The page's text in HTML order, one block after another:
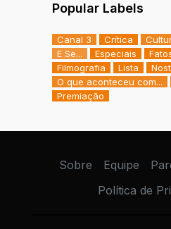
Popular Labels
Canal 3 Crítica
E Se...
Especiais
Filmografia
Lista
O que aconteceu com...
Premiação
Sobre Equipe
Política de